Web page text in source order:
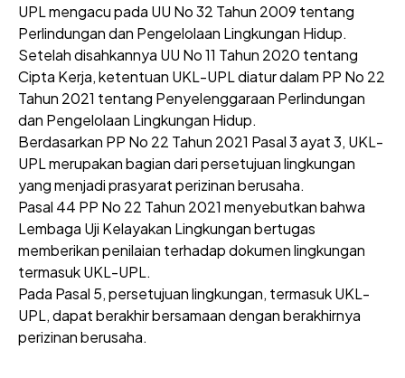
UPL mengacu pada UU No 32 Tahun 2009 tentang
Perlindungan dan Pengelolaan Lingkungan Hidup.
Setelah disahkannya UU No 11 Tahun 2020 tentang
Cipta Kerja, ketentuan UKL-UPL diatur dalam PP No 22
Tahun 2021 tentang Penyelenggaraan Perlindungan
dan Pengelolaan Lingkungan Hidup.
Berdasarkan PP No 22 Tahun 2021 Pasal 3 ayat 3, UKL-
UPL merupakan bagian dari persetujuan lingkungan
yang menjadi prasyarat perizinan berusaha.
Pasal 44 PP No 22 Tahun 2021 menyebutkan bahwa
Lembaga Uji Kelayakan Lingkungan bertugas
memberikan penilaian terhadap dokumen lingkungan
termasuk UKL-UPL.
Pada Pasal 5, persetujuan lingkungan, termasuk UKL-
UPL, dapat berakhir bersamaan dengan berakhirnya
perizinan berusaha.